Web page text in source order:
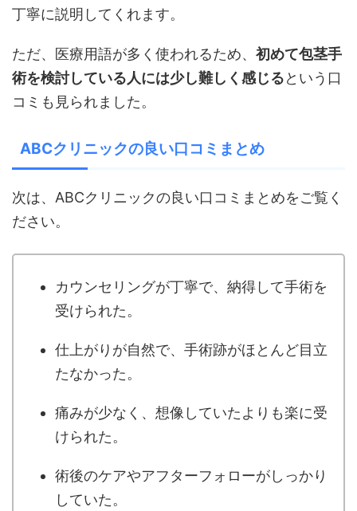
丁寧に説明してくれます。
ただ、医療用語が多く使われるため、 初めて包茎手
術を検討している人には少し難しく感じるという口
コミも見られました。
ABCクリニックの良い口コミまとめ
次は、ABCクリニックの良い口コミまとめをご覧く
ださい。
カウンセリングが丁寧で、納得して手術を
受けられた。
仕上がりが自然で、手術跡がほとんど目立
たなかった。
痛みが少なく、想像していたよりも楽に受
けられた。
術後のケアやアフターフォローがしっかり
していた。